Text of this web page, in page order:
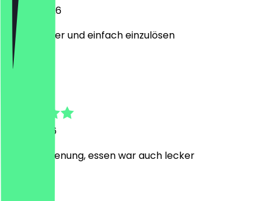
21. Juni 2026
Super lecker und einfach einzulösen
11. Mai 2026
Nette Bedienung, essen war auch lecker